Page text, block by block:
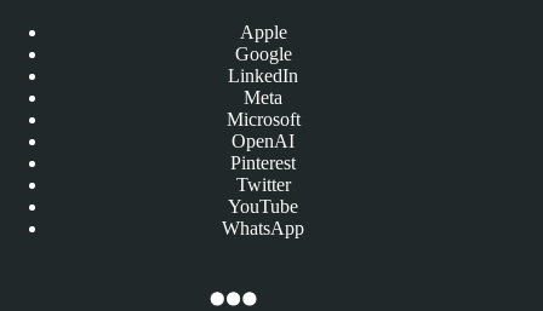
Apple
Google
LinkedIn
Meta
Microsoft
OpenAI
Pinterest
Twitter
YouTube
WhatsApp